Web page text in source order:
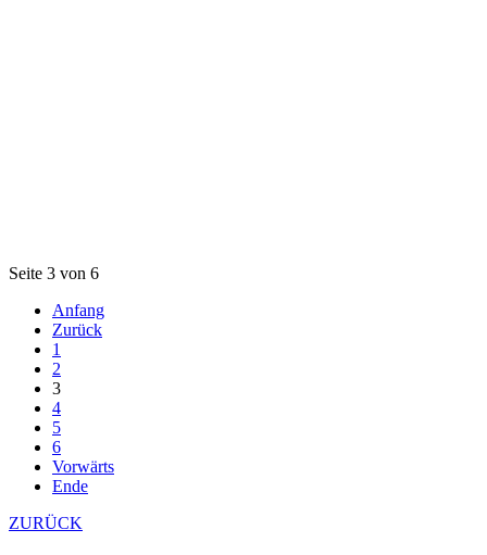
Seite 3 von 6
Anfang
Zurück
1
2
3
4
5
6
Vorwärts
Ende
ZURÜCK